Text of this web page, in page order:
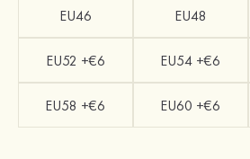
EU46 EU48
EU52 +€6 EU54 +€6
EU58 +€6 EU60 +€6